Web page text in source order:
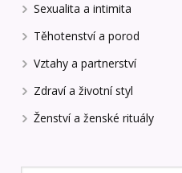
Sexualita a intimita
Těhotenství a porod
Vztahy a partnerství
Zdraví a životní styl
Ženství a ženské rituály